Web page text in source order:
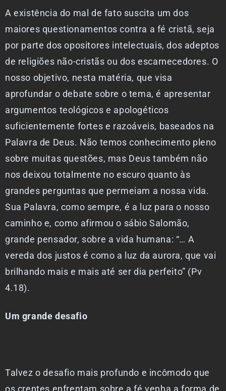
A existência do mal de fato suscita um dos
maiores questionamentos contra a fé cristã, seja
por parte dos opositores intelectuais, dos adeptos
de religiões não-cristãs ou dos escarnecedores. O
nosso objetivo, nesta matéria, que visa
aprofundar o debate sobre o tema, é apresentar
argumentos teológicos e apologéticos
suficientemente fortes e razoáveis, baseados na
Palavra de Deus. Não temos conhecimento pleno
sobre muitas questões, mas Deus também não
nos deixou totalmente no escuro quanto às
grandes perguntas que permeiam a nossa vida.
Sua Palavra, como sempre, é a luz para o nosso
caminho e, como afirmou o sábio Salomão,
grande pensador, sobre a vida humana: “… A
vereda dos justos é como a luz da aurora, que vai
brilhando mais e mais até ser dia perfeito” (Pv
4.18).
Um grande desafio
Talvez o desafio mais profundo e incômodo que